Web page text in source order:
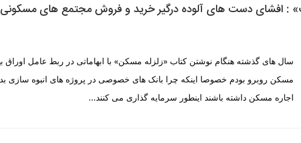
: افشای دست های آلوده درگیر خرید و فروش مجتمع های مسکونی
اجاره مسکن داشته باشند اینطور سرمایه گذاری می کنند...